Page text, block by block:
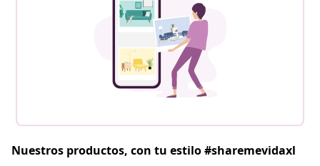
Nuestros productos, con tu estilo #sharemevidaxl